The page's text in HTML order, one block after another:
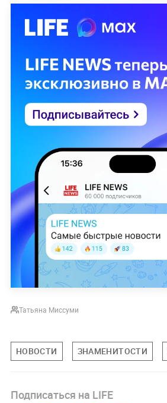
Татьяна Миссуми
НОВОСТИ ЗНАМЕНИТОСТИ
Подписаться на LIFE